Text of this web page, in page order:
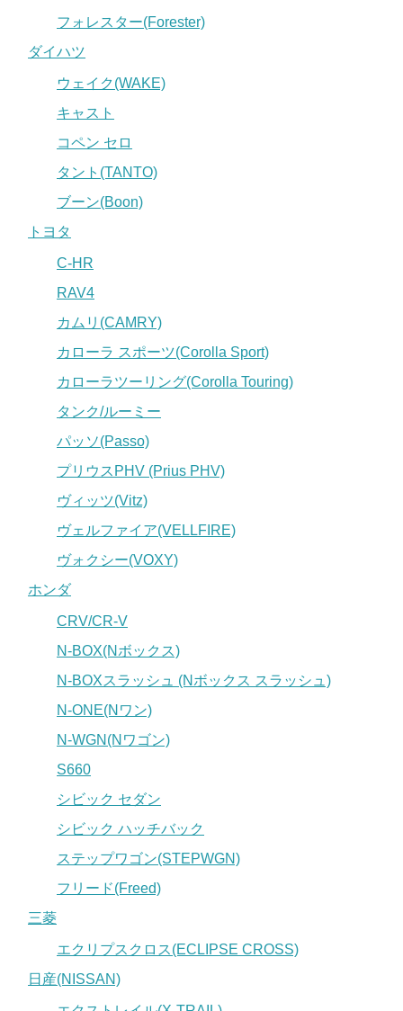
フォレスター(Forester)
ダイハツ
ウェイク(WAKE)
キャスト
コペン セロ
タント(TANTO)
ブーン(Boon)
トヨタ
C-HR
RAV4
カムリ(CAMRY)
カローラ スポーツ(Corolla Sport)
カローラツーリング(Corolla Touring)
タンク/ルーミー
パッソ(Passo)
プリウスPHV (Prius PHV)
ヴィッツ(Vitz)
ヴェルファイア(VELLFIRE)
ヴォクシー(VOXY)
ホンダ
CRV/CR-V
N-BOX(Nボックス)
N-BOXスラッシュ (Nボックス スラッシュ)
N-ONE(Nワン)
N-WGN(Nワゴン)
S660
シビック セダン
シビック ハッチバック
ステップワゴン(STEPWGN)
フリード(Freed)
三菱
エクリプスクロス(ECLIPSE CROSS)
日産(NISSAN)